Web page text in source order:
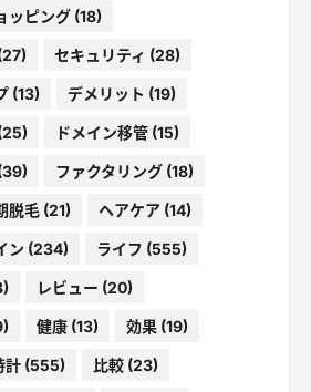
ッピング(18)
セキュリティ (28)
(13) デメリット (19)
ドメイン移管(15)
ファクタリング(18)
脱毛(21) ヘアケア(14)
ン (234) ライフ (555)
レビュー (20)
健康(13) 効果(19)
計(555) 比較(23)